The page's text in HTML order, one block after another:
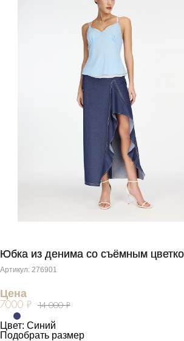
Юбка из денима со съёмным
Артикул: 276901
Цена
7000 ₽ 14 000 ₽
Цвет: Синий
Подобрать размер